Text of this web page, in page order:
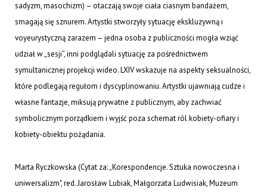
sadyzm, masochizm) – otaczają swoje ciała ciasnym bandażem,
smagają się sznurem. Artystki stworzyły sytuację ekskluzywną i
voyeurystyczną zarazem – jedna osoba z publiczności mogła wziąć
udział w „sesji”, inni podglądali sytuację za pośrednictwem
symultanicznej projekcji wideo. LXIV wskazuje na aspekty seksualności,
które podlegają regułom i dyscyplinowaniu. Artystki ujawniają cudze i
własne fantazje, miksują prywatne z publicznym, aby zachwiać
symbolicznym porządkiem i wyjść poza schemat ról kobiety-ofiary i
kobiety-obiektu pożądania.
Marta Ryczkowska (Cytat za: „Korespondencje. Sztuka nowoczesna i
uniwersalizm", red. Jarosław Lubiak, Małgorzata Ludwisiak, Muzeum